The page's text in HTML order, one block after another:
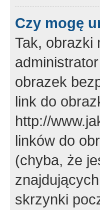
Czy mogę
Tak, obrazki
obrazek
link do
http://
linków do
(chyba, że
skrzynki